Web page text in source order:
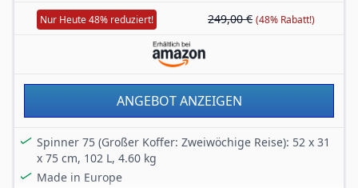
Nur Heute 48% reduziert! 249,00 € (48% Rabatt!)
ANGEBOT ANZEIGEN
Spinner 75 (Großer Koffer: Zweiwöchige Reise): 52 x 31
x 75 cm, 102 L, 4.60 kg
Made in Europe